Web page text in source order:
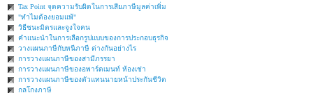
Tax Point จุดความรับผิดในการเสียภาษีมูลค่าเพิ่ม
"ทำไมต้องยอมแพ้"
วิธีชนะมิตรและจูงใจคน
คำแนะนำในการเลือกรูปแบบของการประกอบธุรกิจ
วางแผนภาษีกับหนีภาษี ต่างกันอย่างไร
การวางแผนภาษีของสามีภรรยา
การวางแผนภาษีของอพาร์ตเมนท์ ห้องเช่า
การวางแผนภาษีของตัวแทนนายหน้าประกันชีวิต
กลโกงภาษี